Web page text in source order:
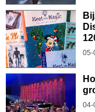
05-
04-